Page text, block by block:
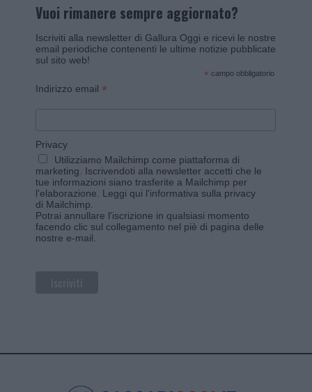
Vuoi rimanere sempre aggiornato?
Iscriviti alla newsletter di Gallura Oggi e ricevi le nostre
email periodiche contenenti le ultime notizie pubblicate
sul sito web!
* campo obbligatorio
Indirizzo email *
Privacy
Utilizziamo Mailchimp come piattaforma di
marketing. Iscrivendoti alla newsletter accetti che le
tue informazioni siano trasferite a Mailchimp per
l'elaborazione. Leggi qui l'informativa sulla privacy
di Mailchimp
Potrai annullare l'iscrizione in qualsiasi momento
facendo clic sul collegamento nel piè di pagina delle
nostre e-mail.